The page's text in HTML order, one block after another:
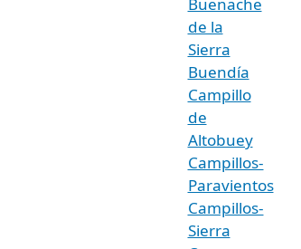
de la
Sierra
Buendía
Campillo
de
Altobuey
Campillos-
Paravientos
Campillos-
Sierra